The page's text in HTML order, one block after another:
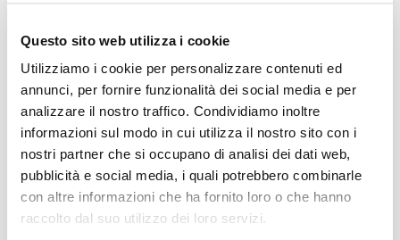
Questo sito web utilizza i cookie
Utilizziamo i cookie per personalizzare contenuti ed
annunci, per fornire funzionalità dei social media e per
analizzare il nostro traffico. Condividiamo inoltre
informazioni sul modo in cui utilizza il nostro sito con i
nostri partner che si occupano di analisi dei dati web,
pubblicità e social media, i quali potrebbero combinarle
con altre informazioni che ha fornito loro o che hanno
raccolto dal suo utilizzo dei loro servizi.
anche evidenziato come l’ITS AMMI
offra un ambiente di apprendimento che
valorizza ogni singolo studente, grazie
alla presenza di classi di dimensioni
contenute e alla possibilità di un
approccio personalizzato.